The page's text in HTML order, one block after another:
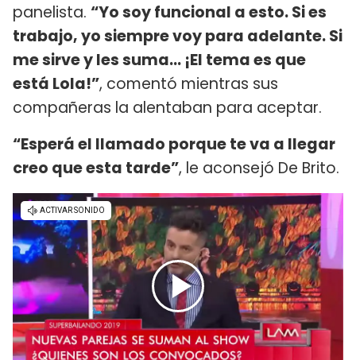
panelista. “Yo soy funcional a esto. Si es
trabajo, yo siempre voy para adelante. Si
me sirve y les suma… ¡El tema es que
está Lola!”, comentó mientras sus
compañeras la alentaban para aceptar.
“Esperá el llamado porque te va a llegar
creo que esta tarde”, le aconsejó De Brito.